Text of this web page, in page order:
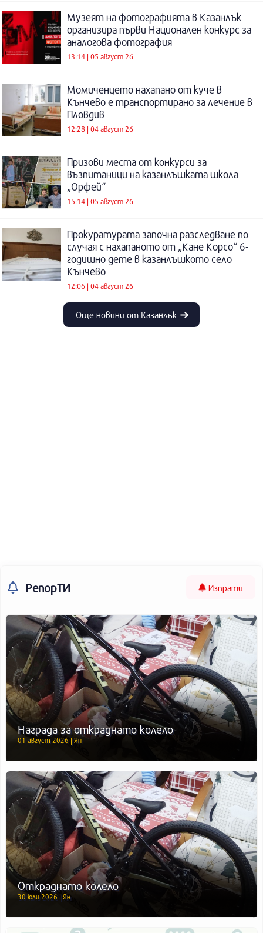
Музеят на фотографията в Казанлък
организира първи Национален конкурс за
аналогова фотография
13:14 | 05 август 26
Момиченцето нахапано от куче в
Кънчево е транспортирано за лечение в
Пловдив
12:28 | 04 август 26
Призови места от конкурси за
възпитаници на казанлъшката школа
„Орфей“
15:14 | 05 август 26
Прокуратурата започна разследване по
случая с нахапаното от „Кане Корсо“ 6-
годишно дете в казанлъшкото село
Кънчево
12:06 | 04 август 26
Още новини от Казанлък
РепорТИ Изпрати
Награда за откраднато колело
01 август 2026 | Ян
Откраднато колело
30 юли 2026 | Ян